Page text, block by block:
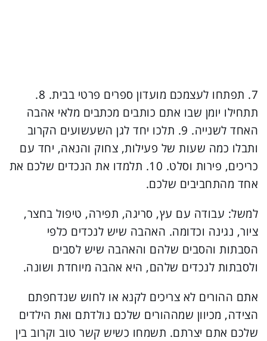
7. תפתחו לעצמכם מועדון ספרים פרטי בבית.
8.
תתחילו יומן שבו אתם כותבים מכתבים מלאי אהבה
האחד לשנייה.
9. תלכו יחד לגן השעשועים הקרוב
ותבלו כמה שעות של פעילות, צחוק והנאה, יחד עם
כריכים, פירות וסלט.
10. תלמדו את הנכדים שלכם את
אחד מהתחביבים שלכם.
למשל: עבודה עם עץ, סריגה, תפירה, טיפול בחצר,
ציור, נגינה וכדומה. האהבה שיש לנכדים כלפי
הסבתות והסבים שלהם והאהבה שיש לסבים
ולסבתות לנכדים שלהם, היא אהבה מיוחדת ושונה.
אתם ההורים לא צריכים לקנא או לחוש שנדחפתם
הצידה, מכיוון שמההורים שלכם נולדתם ואת הילדים
שלכם אתם יצרתם. תשמחו כשיש קשר טוב וקרוב בין